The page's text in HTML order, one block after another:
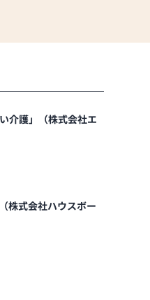
介護」（株式会社エ
株式会社ハウスボー